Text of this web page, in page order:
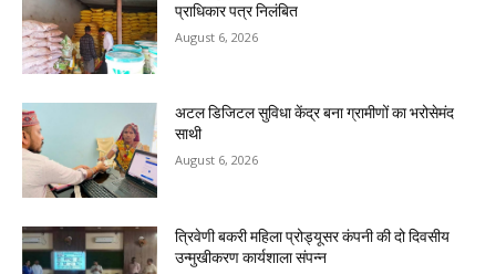
प्राधिकार पत्र निलंबित
August 6, 2026
अटल डिजिटल सुविधा केंद्र बना ग्रामीणों का भरोसेमंद
साथी
August 6, 2026
त्रिवेणी बकरी महिला प्रोड्यूसर कंपनी की दो दिवसीय
उन्मुखीकरण कार्यशाला संपन्न